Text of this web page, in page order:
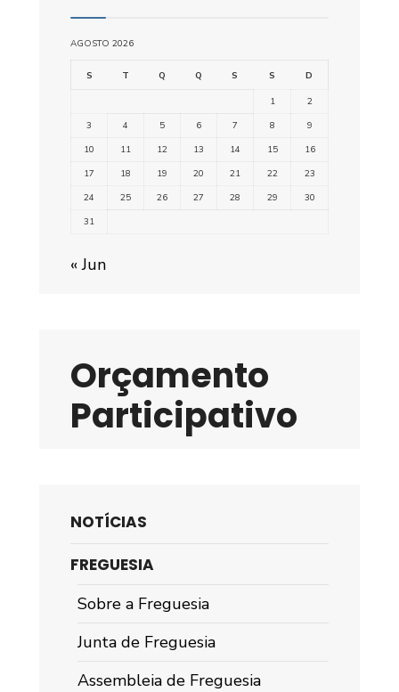
AGOSTO 2026
S T Q Q S S D
1
2
3
4 5 6 7 8
9
10
11 12 13 14 15
16
17
18 19 20 21 22
23
24
25 26 27 28 29
30
31
« Jun
Orçamento
Participativo
NOTÍCIAS
FREGUESIA
Sobre a Freguesia
Junta de Freguesia
Assembleia de Freguesia